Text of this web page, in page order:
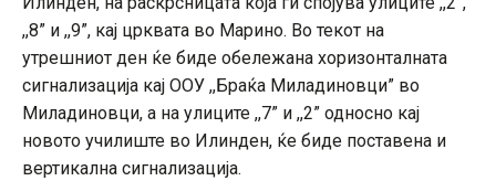
,,8” и ,,9”, кај црквата во Марино. Во текот на
утрешниот ден ќе биде обележана хоризонталната
сигнализација кај ООУ ,,Браќа Миладиновци” во
Миладиновци, а на улиците ,,7” и ,,2” односно кај
новото училиште во Илинден, ќе биде поставена и
вертикална сигнализација.